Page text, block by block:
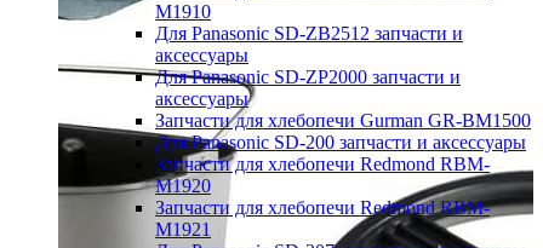
M1910
Для Panasonic SD-ZB2512 запчасти и
аксессуары
Для Panasonic SD-ZP2000 запчасти и
аксессуары
Запчасти для хлебопечи Gurman GR-BM1500
Для Panasonic SD-200 запчасти и аксессуары
Запчасти для хлебопечи Redmond RBM-
M1920
Запчасти для хлебопечи Redmond RBM-
M1921